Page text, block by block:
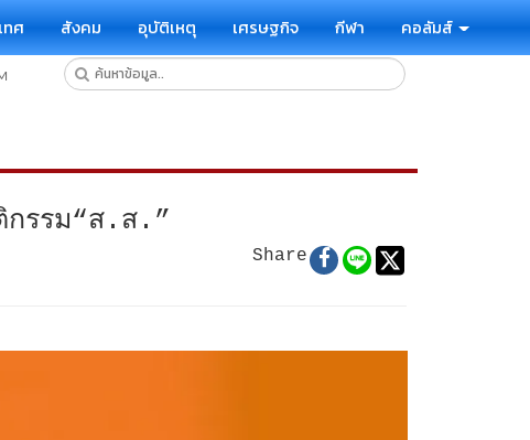
ทศ สังคม อุบัติเหตุ เศรษฐกิจ กีฬา คอลัมส์
กรรม“ส.ส.”
Share